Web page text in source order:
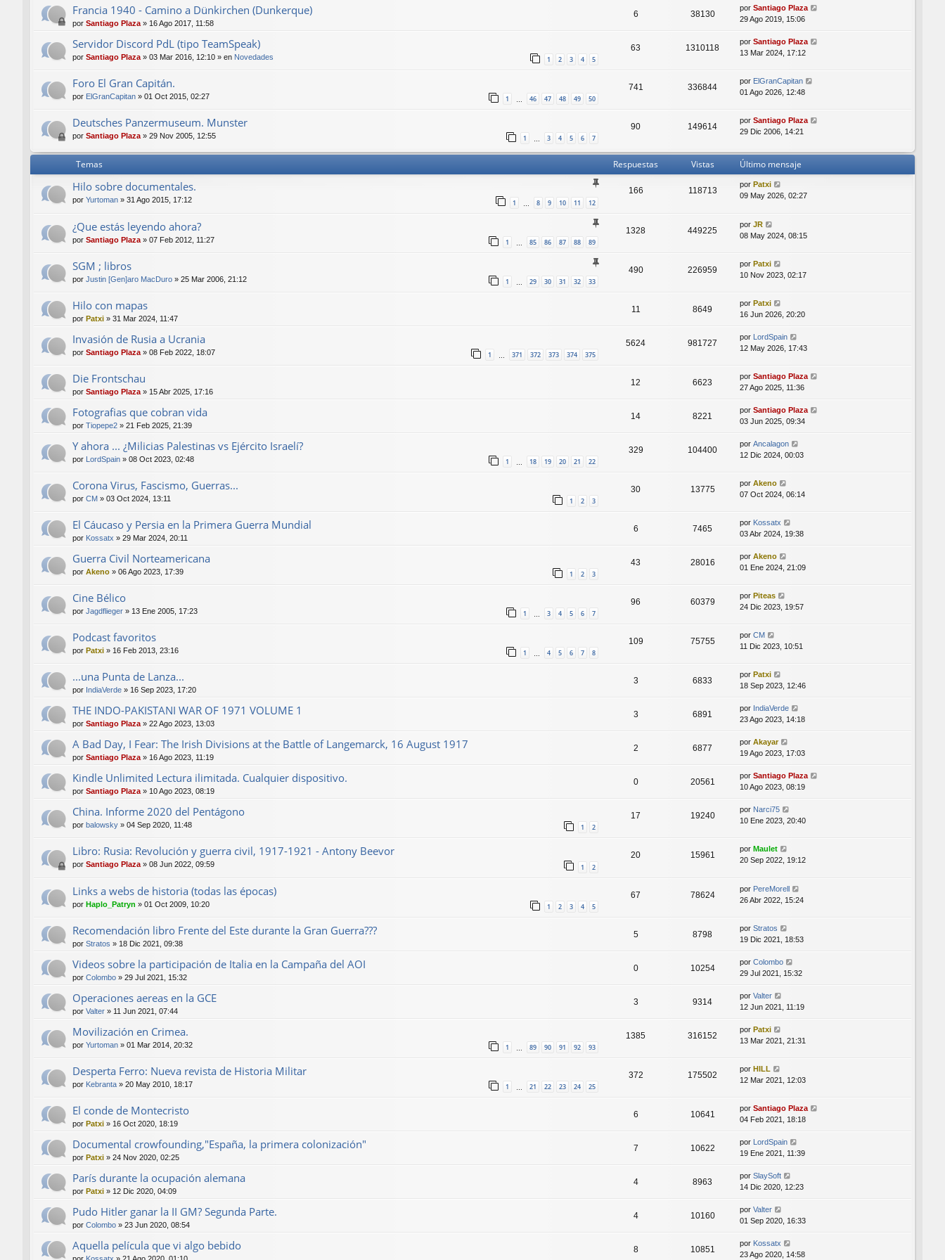
Francia 1940 - Camino a Dünkirchen (Dunkerque)
por Santiago Plaza » 16 Ago 2017, 11:58
6 38130
por Santiago Plaza
29 Ago 2019, 15:06
Servidor Discord PdL (tipo TeamSpeak)
por Santiago Plaza » 03 Mar 2016, 12:10 » en Novedades 1 2 3 4 5
63 1310118
por Santiago Plaza
13 Mar 2024, 17:12
Foro El Gran Capitán.
por ElGranCapitan » 01 Oct 2015, 02:27 1 … 46 47 48 49 50
741 336844
por ElGranCapitan
01 Ago 2026, 12:48
Deutsches Panzermuseum. Munster
por Santiago Plaza » 29 Nov 2005, 12:55 1 … 3 4 5 6 7
90 149614
por Santiago Plaza
29 Dic 2006, 14:21
Temas Respuestas Vistas Último mensaje
Hilo sobre documentales.
por Yurtoman » 31 Ago 2015, 17:12 1 8 9 10 11 12
166 118713
por Patxi
09 May 2026, 02:27
¿Que estás leyendo ahora?
por Santiago Plaza » 07 Feb 2012, 11:27 1 85 86 87 88 89
1328 449225
por JR
08 May 2024, 08:15
SGM ; libros
por Justin [Gen]aro MacDuro » 25 Mar 2006, 21:12 1 29 30 31 32 33
490 226959
por Patxi
10 Nov 2023, 02:17
Hilo con mapas
por Patxi » 31 Mar 2024, 11:47
11 8649
por Patxi
16 Jun 2026, 20:20
Invasión de Rusia a Ucrania
por Santiago Plaza » 08 Feb 2022, 18:07 1 371 372 373 374 375
5624 981727
por LordSpain
12 May 2026, 17:43
Die Frontschau
por Santiago Plaza » 15 Abr 2025, 17:16
12 6623
por Santiago Plaza
27 Ago 2025, 11:36
Fotografias que cobran vida
por Tiopepe2 » 21 Feb 2025, 21:39
14 8221
por Santiago Plaza
03 Jun 2025, 09:34
Y ahora ... ¿Milicias Palestinas vs Ejército Israelí?
por LordSpain » 08 Oct 2023, 02:48 1 18 19 20 21 22
329 104400
por Ancalagon
12 Dic 2024, 00:03
Corona Virus, Fascismo, Guerras...
por CM » 03 Oct 2024, 13:11 1 2 3
30 13775
por Akeno
07 Oct 2024, 06:14
El Cáucaso y Persia en la Primera Guerra Mundial
por Kossatx » 29 Mar 2024, 20:11
6 7465
por Kossatx
03 Abr 2024, 19:38
Guerra Civil Norteamericana
por Akeno » 06 Ago 2023, 17:39 1 2 3
43 28016
por Akeno
01 Ene 2024, 21:09
Cine Bélico
por Jagdflieger » 13 Ene 2005, 17:23 1 … 3 4 5 6 7
96 60379
por Piteas
24 Dic 2023, 19:57
Podcast favoritos
por Patxi » 16 Feb 2013, 23:16 1 … 4 5 6 7 8
109 75755
por CM
11 Dic 2023, 10:51
...una Punta de Lanza...
por IndiaVerde » 16 Sep 2023, 17:20
3 6833
por Patxi
18 Sep 2023, 12:46
THE INDO-PAKISTANI WAR OF 1971 VOLUME 1
por Santiago Plaza » 22 Ago 2023, 13:03
3 6891
por IndiaVerde
23 Ago 2023, 14:18
A Bad Day, I Fear: The Irish Divisions at the Battle of Langemarck, 16 August 1917
por Santiago Plaza » 16 Ago 2023, 11:19
2 6877
por Akayar
19 Ago 2023, 17:03
Kindle Unlimited Lectura ilimitada. Cualquier dispositivo.
por Santiago Plaza » 10 Ago 2023, 08:19
0 20561
por Santiago Plaza
10 Ago 2023, 08:19
China. Informe 2020 del Pentágono
por balowsky » 04 Sep 2020, 11:48 1 2
17 19240
por Narci75
10 Ene 2023, 20:40
Libro: Rusia: Revolución y guerra civil, 1917-1921 - Antony Beevor
por Santiago Plaza» 08 Jun 2022, 09:59 1 2
20 15961
por Maulet
20 Sep 2022, 19:12
Links a webs de historia (todas las épocas)
por Haplo_Patryn » 01 Oct 2009, 10:20 1 2 3 4 5
67 78624
por PereMorell
26 Abr 2022, 15:24
Recomendación libro Frente del Este durante la Gran Guerra???
por Stratos » 18 Dic 2021, 09:38
5 8798
por Stratos
19 Dic 2021, 18:53
Videos sobre la participación de Italia en la Campaña del AOI
por Colombo » 29 Jul 2021, 15:32
0 10254
por Colombo
29 Jul 2021, 15:32
Operaciones aereas en la GCE
por Valter » 11 Jun 2021, 07:44
3 9314
por Valter
12 Jun 2021, 11:19
Movilización en Crimea.
por Yurtoman » 01 Mar 2014, 20:32 1 89 90 91 92 93
1385 316152
por Patxi
13 Mar 2021, 21:31
Desperta Ferro: Nueva revista de Historia Militar
por Kebranta » 20 May 2010, 18:17 1 21 22 23 24 25
372 175502
por HILL
12 Mar 2021, 12:03
El conde de Montecristo
por Patxi » 16 Oct 2020, 18:19
6 10641
por Santiago Plaza
04 Feb 2021, 18:18
Documental crowfounding,"España, la primera colonización"
por Patxi » 24 Nov 2020, 02:25
7 10622
por LordSpain
19 Ene 2021, 11:39
París durante la ocupación alemana
por Patxi » 12 Dic 2020, 04:09
4 8963
por SlaySoft
14 Dic 2020, 12:23
Pudo Hitler ganar la II GM? Segunda Parte.
por Colombo » 23 Jun 2020, 08:54
4 10160
por Valter
01 Sep 2020, 16:33
Aquella película que vi algo bebido 8 10851
por Kossatx
23 Ago 2020, 14:58